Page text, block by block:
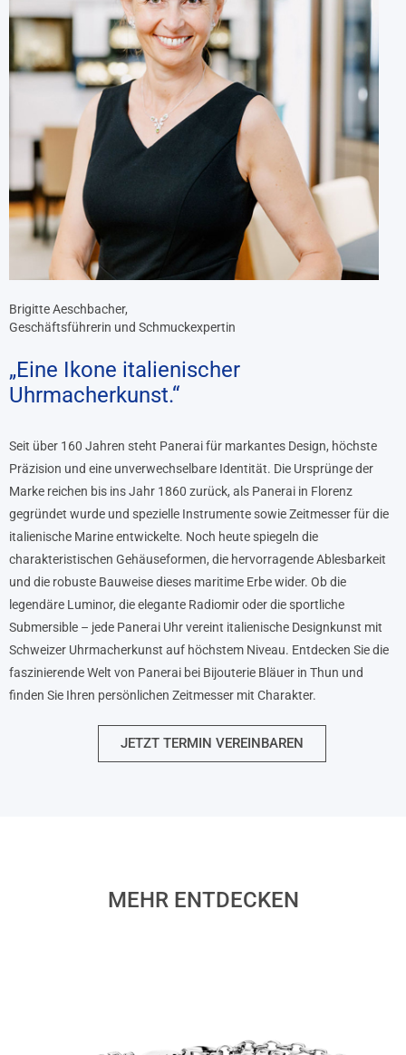
Brigitte Aeschbacher,
Geschäftsführerin und Schmuckexpertin
„Eine Ikone italienischer
Uhrmacherkunst.“
Seit über 160 Jahren steht Panerai für markantes Design, höchste
Präzision und eine unverwechselbare Identität. Die Ursprünge der
Marke reichen bis ins Jahr 1860 zurück, als Panerai in Florenz
gegründet wurde und spezielle Instrumente sowie Zeitmesser für die
italienische Marine entwickelte. Noch heute spiegeln die
charakteristischen Gehäuseformen, die hervorragende Ablesbarkeit
und die robuste Bauweise dieses maritime Erbe wider. Ob die
legendäre Luminor, die elegante Radiomir oder die sportliche
Submersible – jede Panerai Uhr vereint italienische Designkunst mit
Schweizer Uhrmacherkunst auf höchstem Niveau. Entdecken Sie die
faszinierende Welt von Panerai bei Bijouterie Bläuer in Thun und
finden Sie Ihren persönlichen Zeitmesser mit Charakter.
JETZT TERMIN VEREINBAREN
MEHR ENTDECKEN